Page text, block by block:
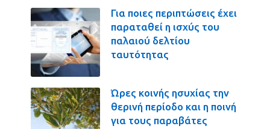
Για ποιες περιπτώσεις έχει
παραταθεί η ισχύς του
παλαιού δελτίου
ταυτότητας
Ώρες κοινής ησυχίας την
θερινή περίοδο και η ποινή
για τους παραβάτες